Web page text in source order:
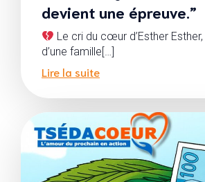
devient une épreuve.”
Le cri du cœur d’Esther
d’une famille[…]
Lire la suite